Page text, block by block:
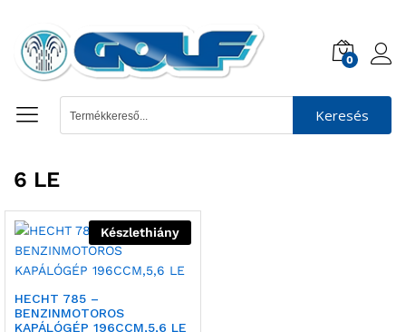
0
Keresés
6 LE
Készlethiány
HECHT 785 –
BENZINMOTOROS
KAPÁLÓGÉP 196CCM,5,6 LE